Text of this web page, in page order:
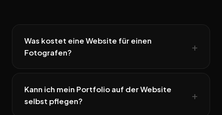
Was kostet eine Website für einen
Fotografen?
Kann ich mein Portfolio auf der Website
selbst pflegen?